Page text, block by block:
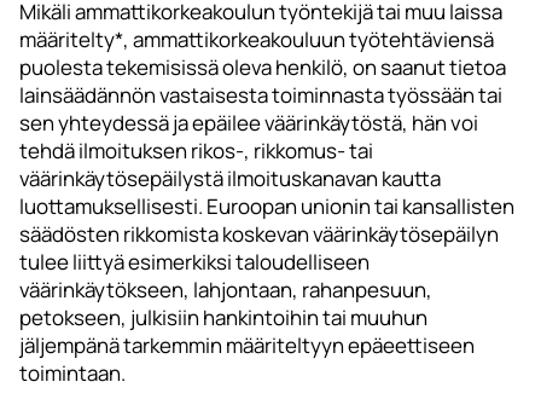
Mikäli ammattikorkeakoulun työntekijä tai muu laissa
määritelty*, ammattikorkeakouluun työtehtäviensä
puolesta tekemisissä oleva henkilö, on saanut tietoa
lainsäädännön vastaisesta toiminnasta työssään tai
sen yhteydessä ja epäilee väärinkäytöstä, hän voi
tehdä ilmoituksen rikos-, rikkomus- tai
väärinkäytösepäilystä ilmoituskanavan kautta
luottamuksellisesti. Euroopan unionin tai kansallisten
säädösten rikkomista koskevan väärinkäytösepäilyn
tulee liittyä esimerkiksi taloudelliseen
väärinkäytökseen, lahjontaan, rahanpesuun,
petokseen, julkisiin hankintoihin tai muuhun
jäljempänä tarkemmin määriteltyyn epäeettiseen
toimintaan.